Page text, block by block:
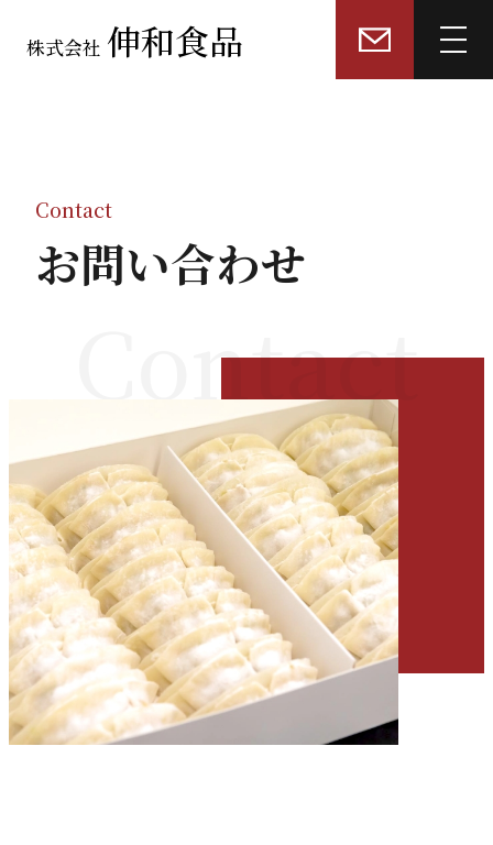
株式会社 伸和食品
トップページ
業務用「餃子皮」製造
業務用「冷凍餃子・具材」製造
餃子販売店・飲食店コンサルティング
会社情報
「餃子部」部長ブログ
よくあるご質問
Contact
お問い合わせ
Contact